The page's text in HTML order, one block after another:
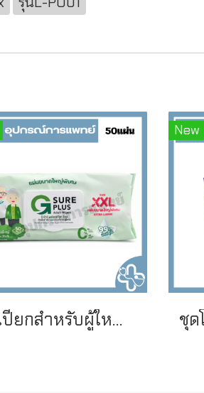
ผ้าเปียกสำหรับผู้ใหญ่ จีชัวร์ พลัส สูตรอ่อนโยนพิเศษ ขนาดใหญ่พิเศษ G sure Plus Adult Wet Wipes (50 ชิ้น/ห่อ)
New